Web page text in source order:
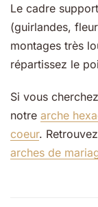
Le cadre
(guirlandes,
montages très
répartissez le
Si vous
notre arche
coeur.
arches de